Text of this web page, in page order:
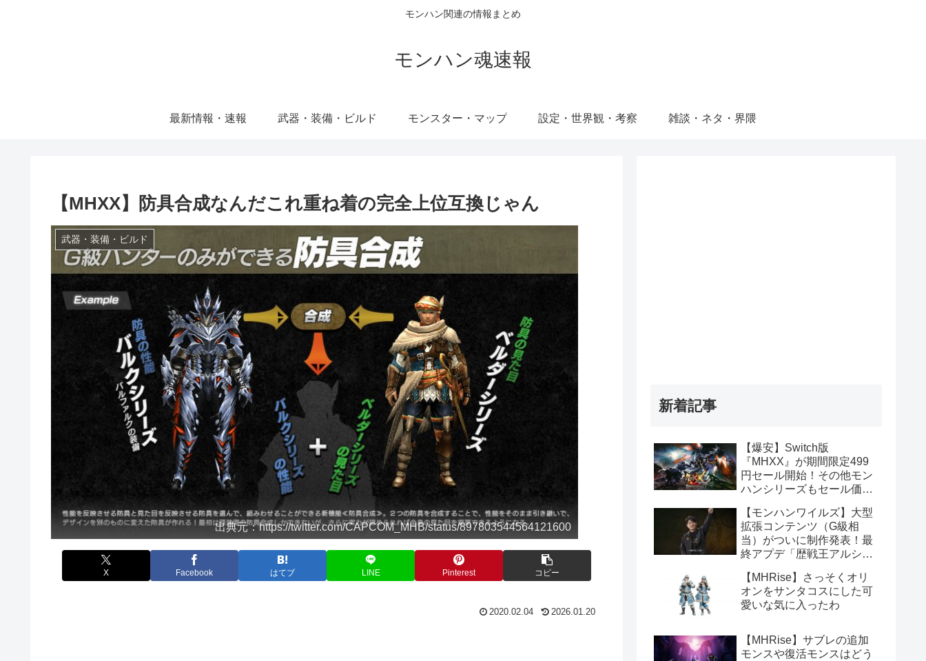
モンハン関連の情報まとめ
モンハン魂速報
最新情報・速報 武器・装備・ビルド モンスター・マップ 設定・世界観・考察 雑談・ネタ・界隈
【MHXX】防具合成なんだこれ重ね着の完全上位互換じゃん
武器・装備・ビルド
出典元：https://twitter.com/CAPCOM_MHB/status/897803544564121600
X Facebook はてブ LINE Pinterest コピー
2020.02.04 2026.01.20
新着記事
【爆安】Switch版
『MHXX』が期間限定499
円セール開始！その他モン
ハンシリーズもセール価格
【モンハンワイルズ】大型
拡張コンテンツ（G級相
当）がついに制作発表！最
終アプデ「歴戦王アルシュ
ント情報まとめ
【MHRise】さっそくオリ
オンをサンタコスにした可
愛いな気に入ったわ
【MHRise】サブレの追加
モンスや復活モンスはどう